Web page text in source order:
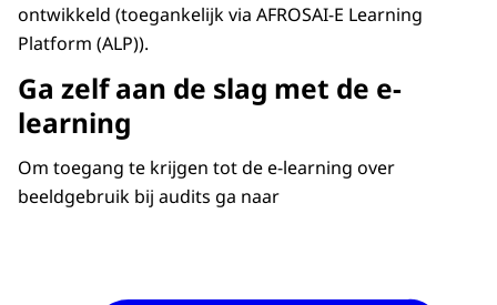
ontwikkeld (toegankelijk via AFROSAI-E Learning
Platform (ALP)).
Ga zelf aan de slag met de e-
learning
Om toegang te krijgen tot de e-learning over
beeldgebruik bij audits ga naar